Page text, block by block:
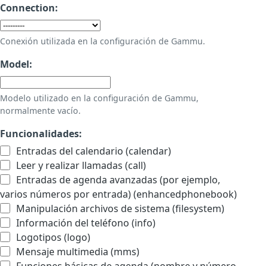
Connection:
Conexión utilizada en la configuración de Gammu.
Model:
Modelo utilizado en la configuración de Gammu,
normalmente vacío.
Funcionalidades:
Entradas del calendario (calendar)
Leer y realizar llamadas (call)
Entradas de agenda avanzadas (por ejemplo,
varios números por entrada) (enhancedphonebook)
Manipulación archivos de sistema (filesystem)
Información del teléfono (info)
Logotipos (logo)
Mensaje multimedia (mms)